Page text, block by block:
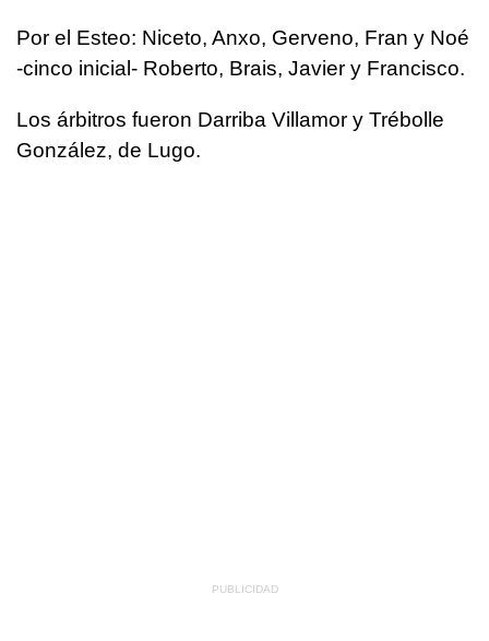
Por el Esteo: Niceto, Anxo, Gerveno, Fran y Noé
-cinco inicial- Roberto, Brais, Javier y Francisco.
Los árbitros fueron Darriba Villamor y Trébolle
González, de Lugo.